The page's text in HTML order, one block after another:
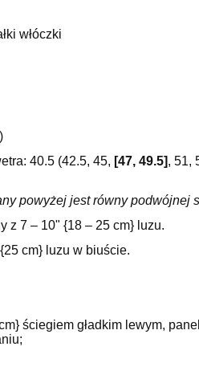
włóczki
40.5 (42.5, 45, [47, 49.5], 51,
powyżej jest równy podwójnej
z 7 – 10" {18 – 25 cm} luzu.
cm} luzu w biuście.
ściegiem gładkim lewym,